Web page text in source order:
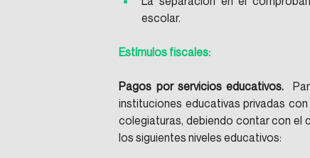
escolar.
Estímulos fiscales:
Pagos por servicios educativos.
instituciones educativas privadas
colegiaturas, debiendo contar con el
los siguientes niveles educativos: